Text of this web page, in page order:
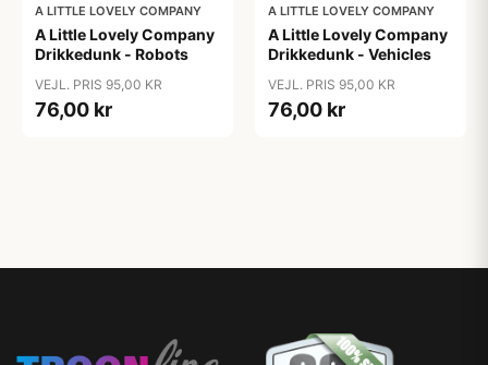
A LITTLE LOVELY COMPANY
A Little Lovely Company
Drikkedunk - Robots
VEJL. PRIS 95,00 KR
76,00 kr
A LITTLE LOVELY COMPANY
A Little Lovely Company
Drikkedunk - Vehicles
VEJL. PRIS 95,00 KR
76,00 kr